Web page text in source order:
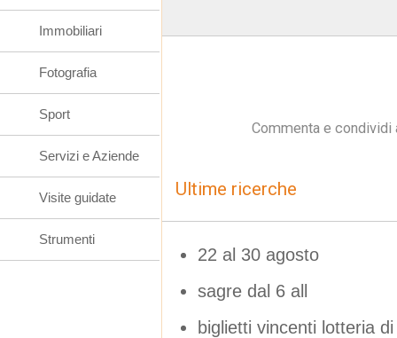
Commenta e
Ultime ricerche
22 al 30 agosto
sagre dal 6 all
biglietti vincenti lotteria di
Immobiliari
Fotografia
Sport
Servizi e Aziende
Visite guidate
Strumenti